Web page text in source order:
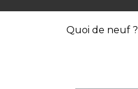
Quoi de neuf ?